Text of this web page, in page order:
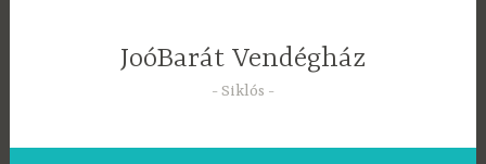
JoóBarát Vendégház
Siklós